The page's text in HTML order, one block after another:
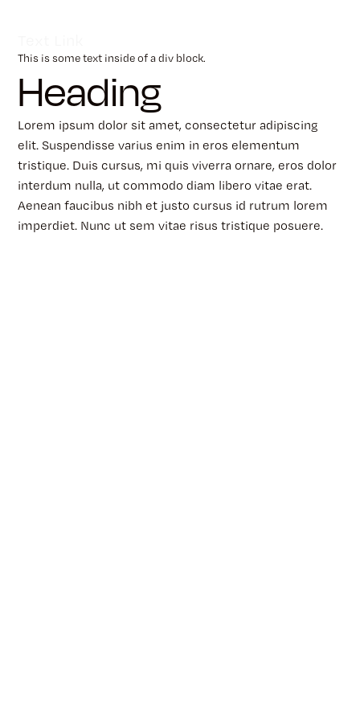
This is some text inside of a div block.
Heading
Lorem ipsum dolor sit amet, consectetur adipiscing
elit. Suspendisse varius enim in eros elementum
tristique. Duis cursus, mi quis viverra ornare, eros dolor
interdum nulla, ut commodo diam libero vitae erat.
Aenean faucibus nibh et justo cursus id rutrum lorem
imperdiet. Nunc ut sem vitae risus tristique posuere.